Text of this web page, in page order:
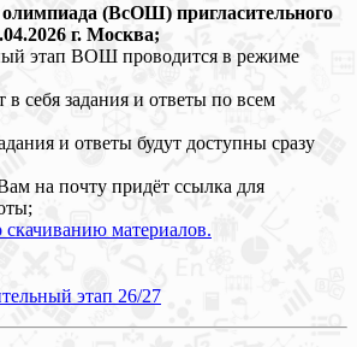
(ВсОШ) пригласительного
г. Москва;
этап ВОШ проводится в режиме
в себя задания и ответы по всем
и ответы будут доступны сразу
на почту придёт ссылка для
материалов.
этап 26/27